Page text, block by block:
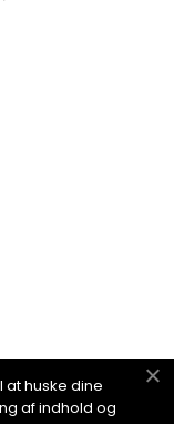
at huske dine
af indhold og